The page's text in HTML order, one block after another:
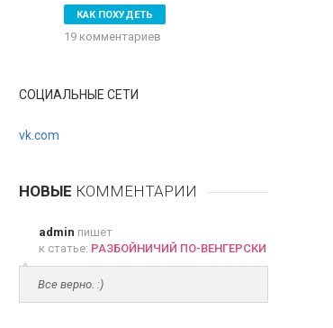
КАК ПОХУДЕТЬ
19 комментариев
СОЦИАЛЬНЫЕ СЕТИ
vk.com
НОВЫЕ КОММЕНТАРИИ
admin пишет
к статье: РАЗБОЙНИЧИЙ ПО-ВЕНГЕРСКИ
Все верно. :)